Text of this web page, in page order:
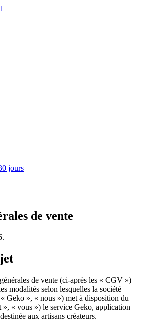
jours
de vente
de vente (ci-après les « CGV »)
modalités selon lesquelles la société
Geko », « nous ») met à disposition du
« vous ») le service Geko, application
aux artisans créateurs.